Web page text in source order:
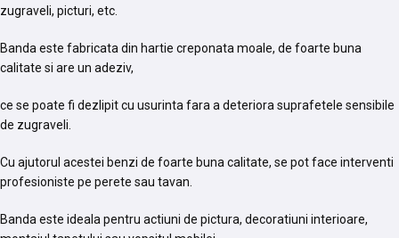
zugraveli, picturi, etc.
Banda este fabricata din hartie creponata moale, de foarte buna
calitate si are un adeziv,
ce se poate fi dezlipit cu usurinta fara a deteriora suprafetele sensibile
de zugraveli.
Cu ajutorul acestei benzi de foarte buna calitate, se pot face interventi
profesioniste pe perete sau tavan.
Banda este ideala pentru actiuni de pictura, decoratiuni interioare,